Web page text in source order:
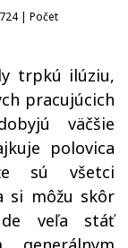
| Počet
trpkú ilúziu,
pracujúcich
väčšie
polovica
sú všetci
si môžu skôr
veľa stáť